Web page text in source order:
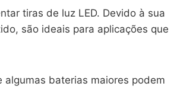
tiras de luz LED. Devido à sua
são ideais para aplicações que
baterias maiores podem